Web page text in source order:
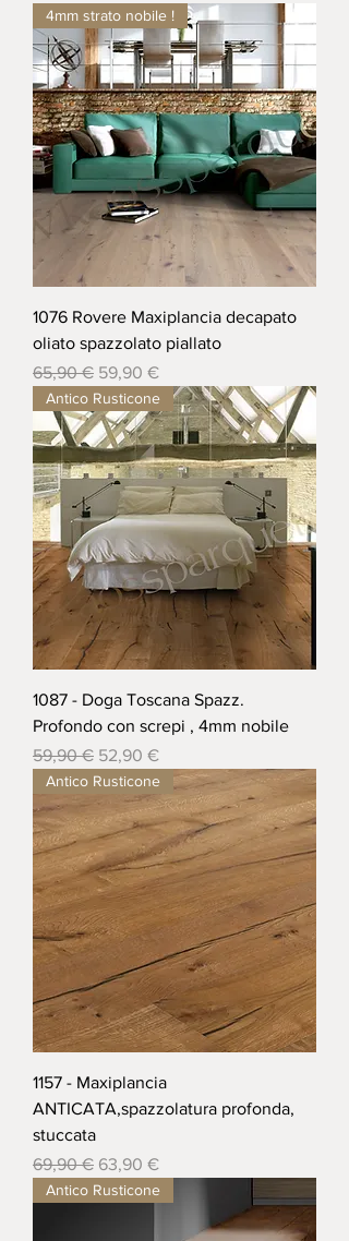
4mm strato nobile !
1076 Rovere Maxiplancia decapato
oliato spazzolato piallato
Prezzo regolare
65,90 € Prezzo scontato
59,90 €
Antico Rusticone
1087 - Doga Toscana Spazz.
Profondo con screpi , 4mm nobile
Prezzo regolare
59,90 € Prezzo scontato
52,90 €
Antico Rusticone
1157 - Maxiplancia
ANTICATA,spazzolatura profonda,
stuccata
Prezzo regolare
69,90 € Prezzo scontato
63,90 €
Antico Rusticone